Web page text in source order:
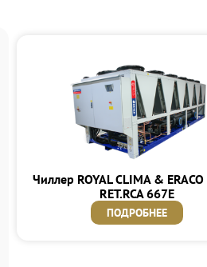
Чиллер ROYAL CLIMA &
RET.RCA 667E
ПОДРОБНЕЕ